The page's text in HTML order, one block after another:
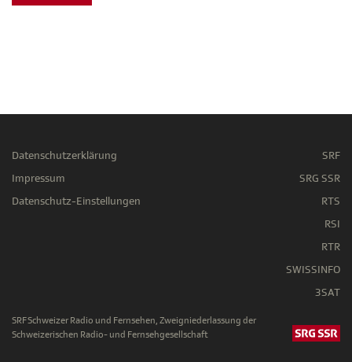
Datenschutzerklärung
Impressum
Datenschutz-Einstellungen
SRF
SRG SSR
RTS
RSI
RTR
SWISSINFO
3SAT
SRF Schweizer Radio und Fernsehen, Zweigniederlassung der
Schweizerischen Radio- und Fernsehgesellschaft